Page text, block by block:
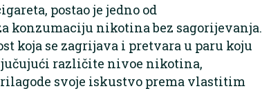
postao je jedno od
konzumaciju nikotina bez sagorijevanja.
koja se zagrijava i pretvara u paru koju
različite nivoe nikotina,
svoje iskustvo prema vlastitim